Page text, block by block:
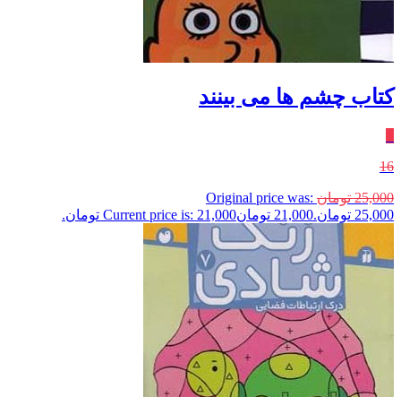
کتاب چشم ها می بینند
16
25,000 تومان Original price was:
25,000 تومان.
21,000 تومانCurrent price is: 21,000 تومان.